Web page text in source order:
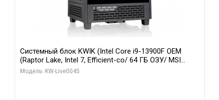
Системный блок KWIK (Intel Core i9-13900F OEM
(Raptor Lake, Intel 7, Efficient-co/ 64 ГБ ОЗУ/ MSI
RTX5060Ti SHADOW 2X OC PLUS 8GB GDDR7 128bit
Модель: KW-Live0045